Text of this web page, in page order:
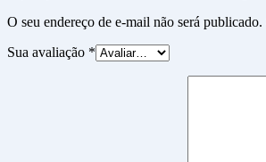
O seu endereço de e-mail não será publicado.
Sua avaliação *